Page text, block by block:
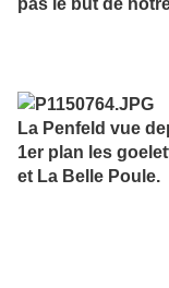
La Penfeld vue
1er plan les
et La Belle Poule.